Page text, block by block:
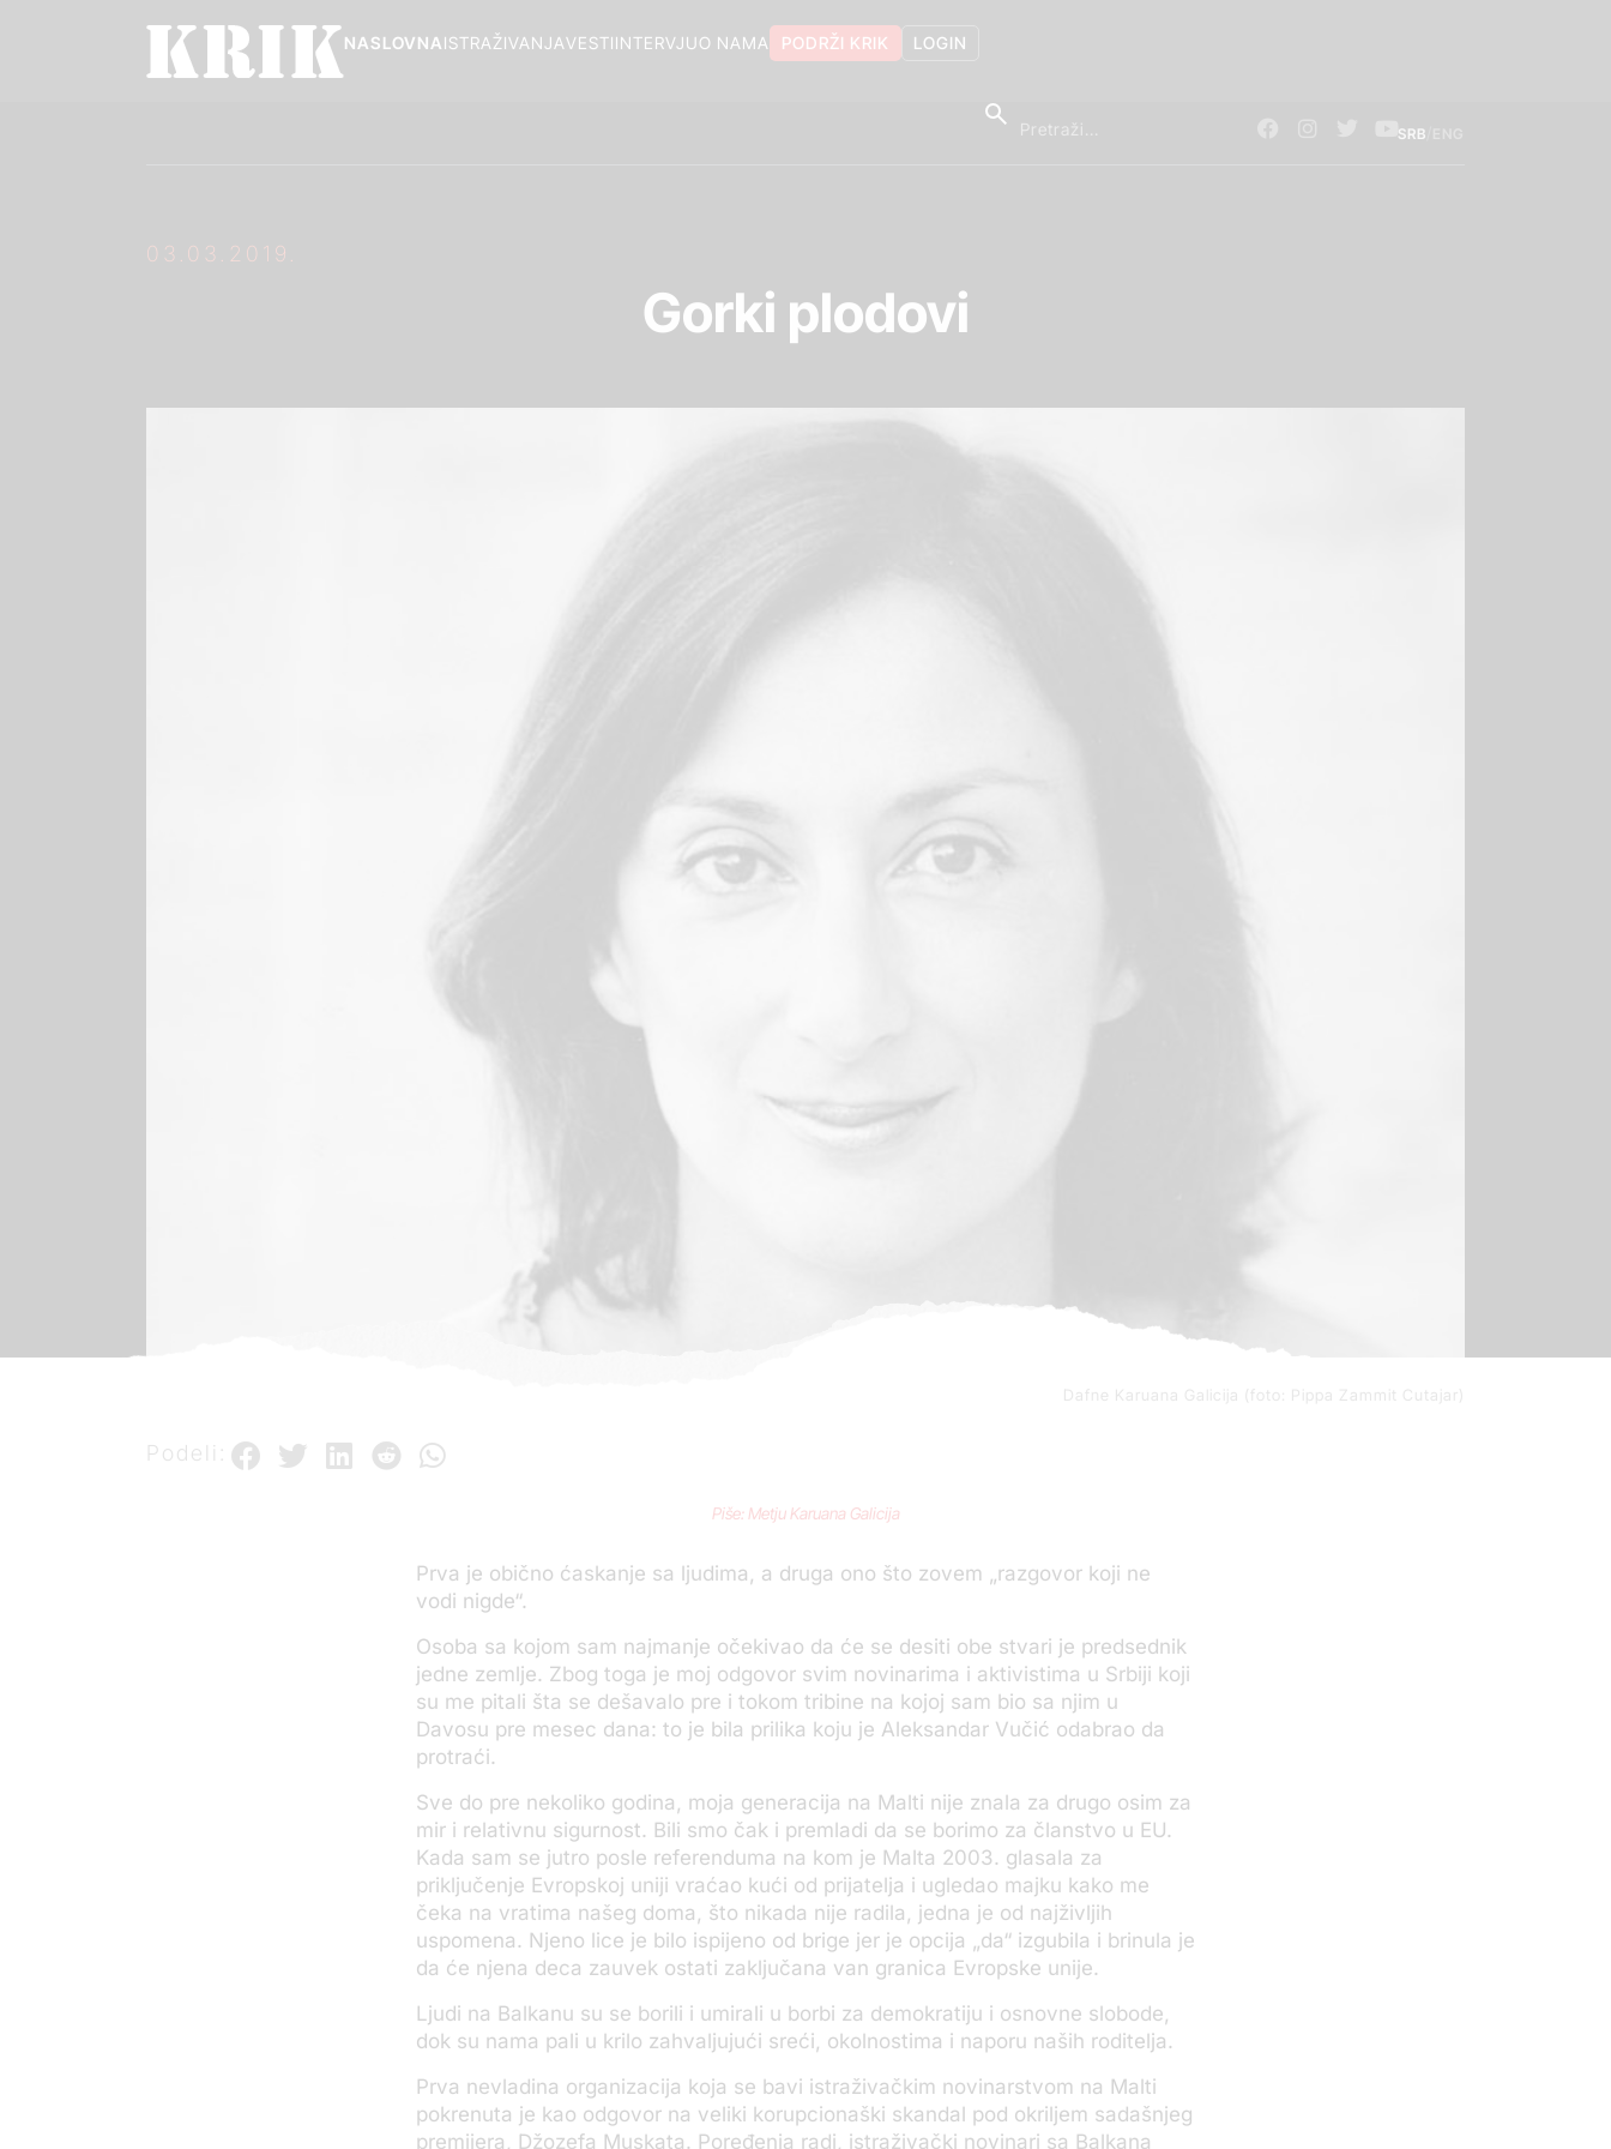
LOGIN
PODRŽI KRIK
O NAMA
INTERVJU
VESTI
ISTRAŽIVANJA
NASLOVNA
SRB
03.03.2019.
Gorki plodovi
Dafne Karuana Galicija (foto: Pippa Zammit Cutajar)
Podeli:
Piše: Metju Karuana Galicija
Prva je obično ćaskanje sa ljudima, a druga ono što zovem „razgovor koji ne
vodi nigde“.
Osoba sa kojom sam najmanje očekivao da će se desiti obe stvari je predsednik
jedne zemlje. Zbog toga je moj odgovor svim novinarima i aktivistima u Srbiji koji
su me pitali šta se dešavalo pre i tokom tribine na kojoj sam bio sa njim u
Davosu pre mesec dana: to je bila prilika koju je Aleksandar Vučić odabrao da
protraći.
Sve do pre nekoliko godina, moja generacija na Malti nije znala za drugo osim za
mir i relativnu sigurnost. Bili smo čak i premladi da se borimo za članstvo u EU.
Kada sam se jutro posle referenduma na kom je Malta 2003. glasala za
priključenje Evropskoj uniji vraćao kući od prijatelja i ugledao majku kako me
čeka na vratima našeg doma, što nikada nije radila, jedna je od najživljih
uspomena. Njeno lice je bilo ispijeno od brige jer je opcija „da“ izgubila i brinula je
da će njena deca zauvek ostati zaključana van granica Evropske unije.
Ljudi na Balkanu su se borili i umirali u borbi za demokratiju i osnovne slobode,
dok su nama pali u krilo zahvaljujući sreći, okolnostima i naporu naših roditelja.
Prva nevladina organizacija koja se bavi istraživačkim novinarstvom na Malti
pokrenuta je kao odgovor na veliki korupcionaški skandal pod okriljem sadašnjeg
premijera, Džozefa Muskata. Poređenja radi, istraživački novinari sa Balkana